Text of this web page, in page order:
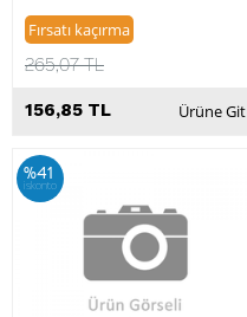
8693119011559
Fırsatı kaçırma
265,07 TL
156,85 TL Ürüne Git
%41
iskonto